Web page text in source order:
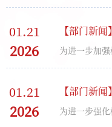
01.21
2026
【部门新闻】
01.21
2026
【部门新闻】